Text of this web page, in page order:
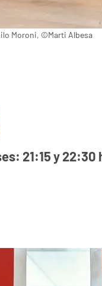
Moroni, ©Marti Albesa
21:15 y